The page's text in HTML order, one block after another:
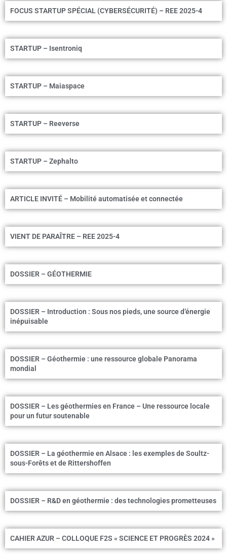
FOCUS STARTUP SPÉCIAL (CYBERSÉCURITÉ) – REE 2025-4
STARTUP – Isentroniq
STARTUP – Maiaspace
STARTUP – Reeverse
STARTUP – Zephalto
ARTICLE INVITÉ – Mobilité automatisée et connectée
VIENT DE PARAÎTRE – REE 2025-4
DOSSIER – GÉOTHERMIE
DOSSIER – Introduction : Sous nos pieds, une source d’énergie
inépuisable
DOSSIER – Géothermie : une ressource globale Panorama
mondial
DOSSIER – Les géothermies en France – Une ressource locale
pour un futur soutenable
DOSSIER – La géothermie en Alsace : les exemples de Soultz-
sous-Forêts et de Rittershoffen
DOSSIER – R&D en géothermie : des technologies prometteuses
CAHIER AZUR – COLLOQUE F2S « SCIENCE ET PROGRÈS 2024 »